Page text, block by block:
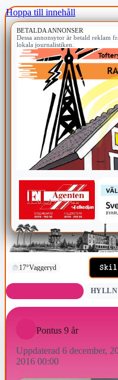
Hoppa till innehåll
BETALDA ANNONSER
Dessa annonsytor är betald reklam
lokala journalistiken.
17°Vaggeryd
Pontus 9 år
Uppdaterad 6 december,
2016 00:00